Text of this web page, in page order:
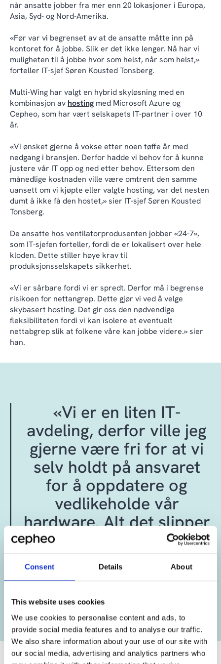
Consent Details About
This website uses cookies
We use cookies to personalise content and ads, to
provide social media features and to analyse our traffic.
We also share information about your use of our site with
our social media, advertising and analytics partners who
når ansatte jobber fra mer enn 20 lokasjoner i Europa,
Asia, Syd- og Nord-Amerika.
«Før var vi begrenset av at de ansatte måtte inn på
kontoret for å jobbe. Slik er det ikke lenger. Nå har vi
muligheten til å jobbe hvor som helst, når som helst,»
forteller IT-sjef Søren Kousted Tonsberg.
Multi-Wing har valgt en hybrid skyløsning med en
kombinasjon av hosting med Microsoft Azure og
Cepheo, som har vært selskapets IT-partner i over 10
år.
«Vi ønsket gjerne å vokse etter noen tøffe år med
nedgang i bransjen. Derfor hadde vi behov for å kunne
justere vår IT opp og ned etter behov. Ettersom den
månedlige kostnaden ville være omtrent den samme
uansett om vi kjøpte eller valgte hosting, var det nesten
dumt å ikke få den hostet,» sier IT-sjef Søren Kousted
Tonsberg.
De ansatte hos ventilatorprodusenten jobber «24-7»,
som IT-sjefen forteller, fordi de er lokalisert over hele
kloden. Dette stiller høye krav til
produksjonsselskapets sikkerhet.
«Vi er sårbare fordi vi er spredt. Derfor må i begrense
risikoen for nettangrep. Dette gjør vi ved å velge
skybasert hosting. Det gir oss den nødvendige
fleksibiliteten fordi vi kan isolere et eventuelt
nettabgrep slik at folkene våre kan jobbe videre.» sier
han.
«Vi er en liten IT-
avdeling, derfor ville jeg
gjerne være fri for at vi
selv holdt på ansvaret
for å oppdatere og
vedlikeholde vår
hardware. Alt det slipper
jeg ved at vår hardware
er hostet.»
IT-manager, Multi-Wing